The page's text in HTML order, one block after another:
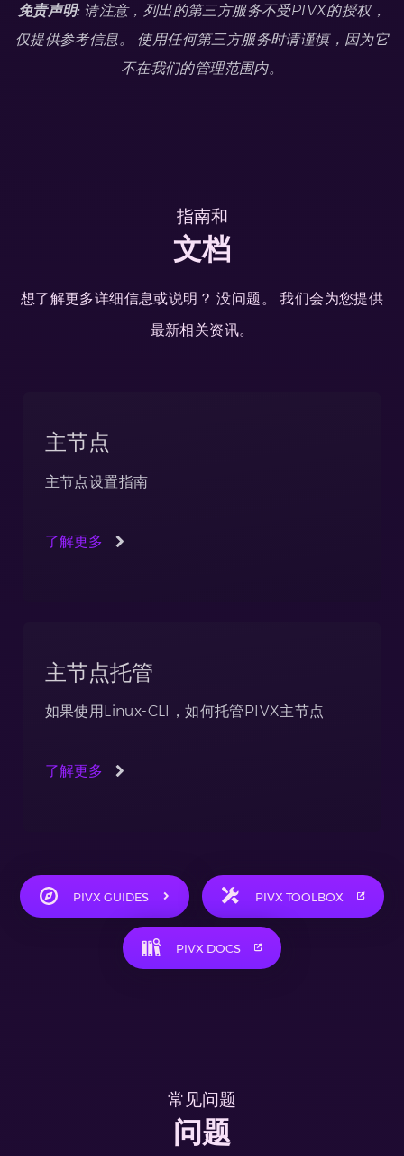
免责声明:请注意，列出的第三方服务不受PIVX的授权，
仅提供参考信息。 使用任何第三方服务时请谨慎，因为它
不在我们的管理范围内。
指南和
文档
想了解更多详细信息或说明？ 没问题。 我们会为您提供
最新相关资讯。
主节点
主节点设置指南
了解更多
主节点托管
如果使用Linux-CLI，如何托管PIVX主节点
了解更多
PIVX GUIDES PIVX TOOLBOX
PIVX DOCS
常见问题
问题